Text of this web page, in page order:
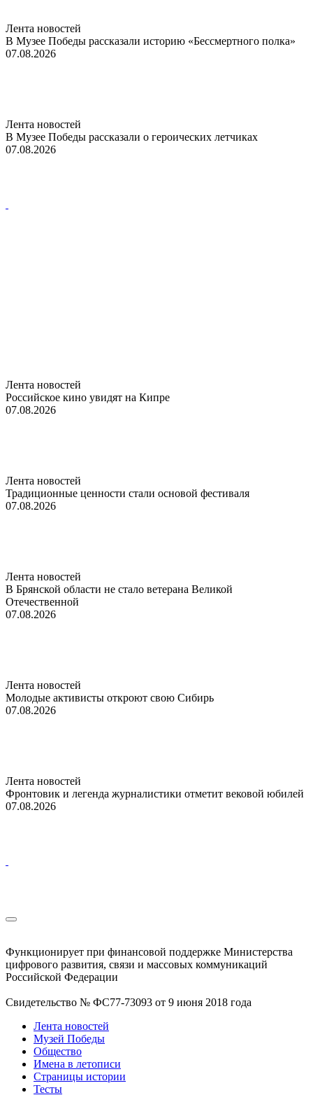
Лента новостей
В Музее Победы рассказали историю «Бессмертного полка»
07.08.2026
Лента новостей
В Музее Победы рассказали о героических летчиках
07.08.2026
Лента новостей
Российское кино увидят на Кипре
07.08.2026
Лента новостей
Традиционные ценности стали основой фестиваля
07.08.2026
Лента новостей
В Брянской области не стало ветерана Великой
Отечественной
07.08.2026
Лента новостей
Молодые активисты откроют свою Сибирь
07.08.2026
Лента новостей
Фронтовик и легенда журналистики отметит вековой юбилей
07.08.2026
Функционирует при финансовой поддержке Министерства
цифрового развития, связи и массовых коммуникаций
Российской Федерации
Свидетельство № ФС77-73093 от 9 июня 2018 года
Лента новостей
Музей Победы
Общество
Имена в летописи
Страницы истории
Тесты